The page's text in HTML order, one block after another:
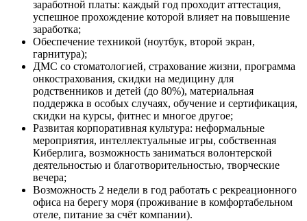
заработной платы: каждый год проходит аттестация,
успешное прохождение которой влияет на повышение
заработка;
Обеспечение техникой (ноутбук, второй экран,
гарнитура);
ДМС со стоматологией, страхование жизни, программа
онкострахования, скидки на медицину для
родственников и детей (до 80%), материальная
поддержка в особых случаях, обучение и сертификация,
скидки на курсы, фитнес и многое другое;
Развитая корпоративная культура: неформальные
мероприятия, интеллектуальные игры, собственная
Киберлига, возможность заниматься волонтерской
деятельностью и благотворительностью, творческие
вечера;
Возможность 2 недели в год работать с рекреационного
офиса на берегу моря (проживание в комфортабельном
отеле, питание за счёт компании).